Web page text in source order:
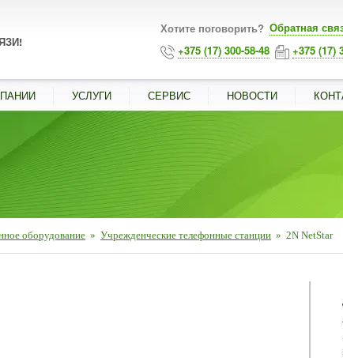
Хотите поговорить? Обратная
+375 (17) 300-58-48
+375 (17)
УСЛУГИ СЕРВИС НОВОСТИ
оборудование » Учрежденческие телефонные станции » 2N NetStar